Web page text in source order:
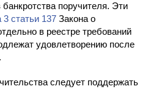
поручителя. Эти
3 статьи 137 Закона о
в реестре требований
удовлетворению после
следует поддержать